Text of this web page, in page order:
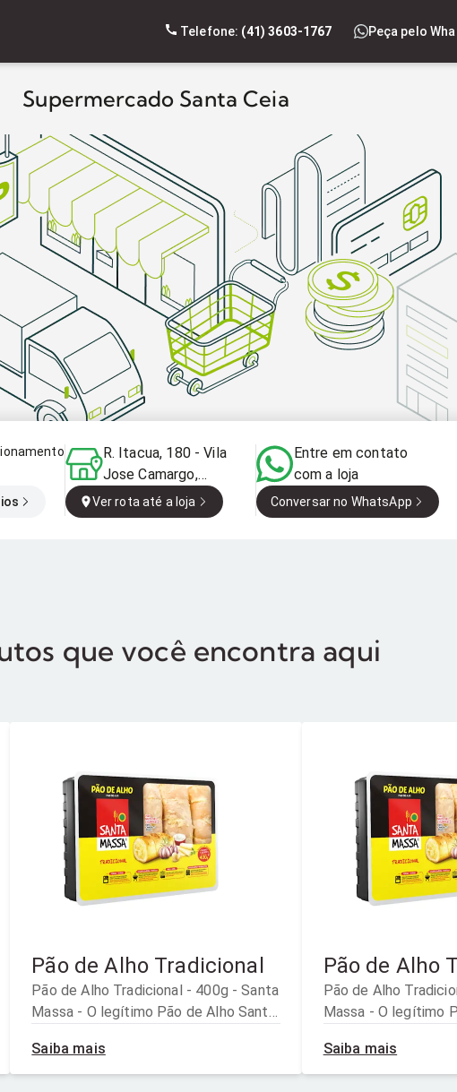
Telefone: (41) 3603-1767 Peça pelo
Supermercado Santa Ceia
R. Itacua, 180 - Vila
Jose Camargo,
Itaperuçu - PR, 83560-
000, Brazil
Ver rota até a loja
Entre em contato
com a loja
Conversar no WhatsApp
que você encontra aqui
Pão de Alho Tradicional
Pão de Alho Tradicional - 400g - Santa
Massa - O legítimo Pão de Alho Santa
leva à receita original, criada com
carinho e dedicação para agradar a
Saiba mais
Pão de Alho
Pão de Alho Tradicional -
Massa - O legítimo
leva à receita
carinho e dedicação
Saiba mais